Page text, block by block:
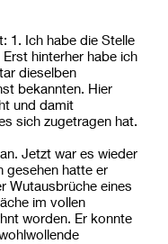
1. Ich habe die Stelle
hinterher habe ich
dieselben
bekannten. Hier
und damit
sich zugetragen hat.
Jetzt war es wieder
gesehen hatte er
Wutausbrüche eines
im vollen
worden. Er konnte